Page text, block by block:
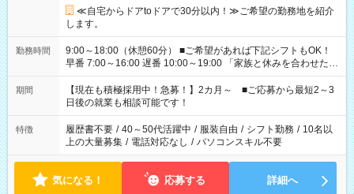
≪自宅からドアtoドアで30分以内！≫ご希望の勤務地を紹介
します。
勤務時間
9:00～18:00（休憩60分） ■ご希望があれば下記シフトもOK！
早番 7:00～16:00 遅番 10:00～19:00 「家族と休みを合わせた
い」 「余裕を持って夕飯の準備がしたい」 「できれば残業はし
たくない」 など、ご希望を教えてくださいね。 ※Wワーク希望
の方へ 今ご覧のお仕事で希望する勤務時間と、もう1つのお仕事
の勤務時間。 合計で週40時間を超える場合は応募できません。
期間
【現在も積極採用中！急募！】2カ月～ ■ご応募から最短2～3
日後の就業も相談可能です！
特徴 履歴書不要 / 40～50代活躍中 / 服装自由 / シフト勤務 / 10名以
上の大量募集 / 電話対応なし / パソコンスキル不要
気になる！ 応募する 詳細へ